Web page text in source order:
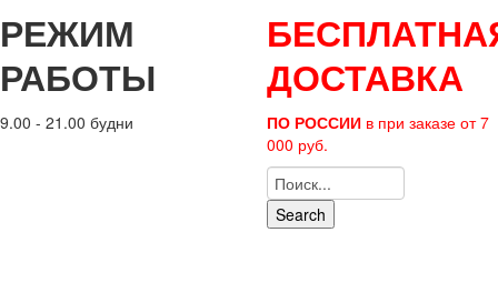
РЕЖИМ
РАБОТЫ
9.00 - 21.00 будни
ДОСТАВКА
ПО РОССИИ в при заказе от 7
000 руб.
Search